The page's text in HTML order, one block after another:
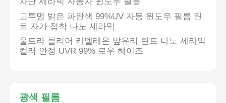
고투명 밝은 파란색 99%UV 자동 윈도우 필름 틴
트 자가 접착 나노 세라믹
울트라 클리어 카멜레온 앞유리 틴트 나노 세라믹
컬러 안정 UVR 99% 로우 헤이즈
광색 필름